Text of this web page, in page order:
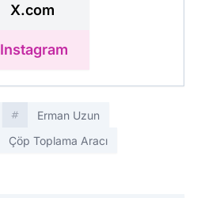
X.com
Instagram
Erman Uzun
Çöp Toplama Aracı